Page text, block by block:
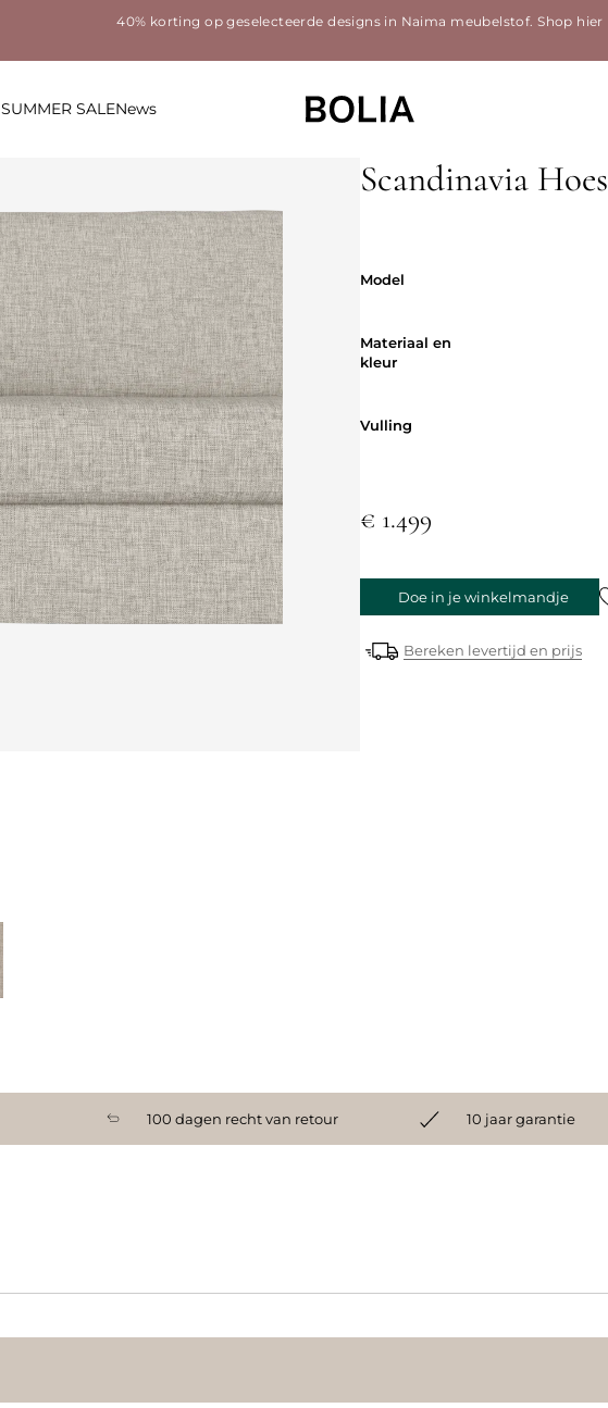
40% korting op geselecteerde designs in Naima meubelstof.Shop hier
SUMMER SALENews
Scandinavia Hoes
Model
Materiaal en
kleur
Vulling
€ 1.499
Doe in je winkelmandje
Bereken levertijd en prijs
100 dagen recht van retour 10 jaar garantie